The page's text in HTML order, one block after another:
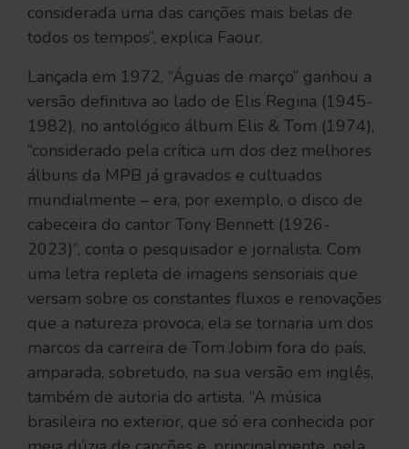
considerada uma das canções mais belas de
todos os tempos”, explica Faour.
Lançada em 1972, “Águas de março” ganhou a
versão definitiva ao lado de Elis Regina (1945-
1982), no antológico álbum Elis & Tom (1974),
“considerado pela crítica um dos dez melhores
álbuns da MPB já gravados e cultuados
mundialmente – era, por exemplo, o disco de
cabeceira do cantor Tony Bennett (1926-
2023)”, conta o pesquisador e jornalista. Com
uma letra repleta de imagens sensoriais que
versam sobre os constantes fluxos e renovações
que a natureza provoca, ela se tornaria um dos
marcos da carreira de Tom Jobim fora do país,
amparada, sobretudo, na sua versão em inglês,
também de autoria do artista. “A música
brasileira no exterior, que só era conhecida por